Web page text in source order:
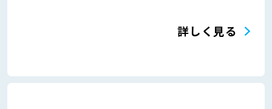
詳しく見る